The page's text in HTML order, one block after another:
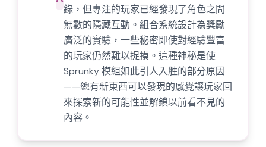
錄，但專注的玩家已經發現了角色之間
無數的隱藏互動。組合系統設計為獎勵
廣泛的實驗，一些秘密即使對經驗豐富
的玩家仍然難以捉摸。這種神秘是使
Sprunky 模組如此引人入胜的部分原因
——總有新東西可以發現的感覺讓玩家回
來探索新的可能性並解鎖以前看不見的
內容。